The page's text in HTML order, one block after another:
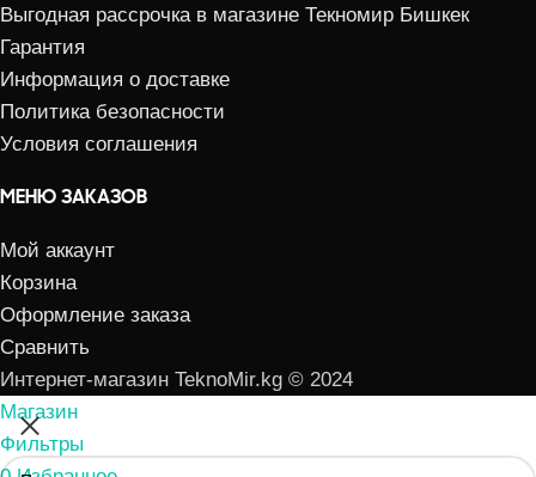
Выгодная рассрочка в магазине Текномир Бишкек
Гарантия
Информация о доставке
Политика безопасности
Условия соглашения
МЕНЮ ЗАКАЗОВ
Мой аккаунт
Корзина
Оформление заказа
Сравнить
Интернет-магазин TeknoMir.kg © 2024
Магазин
Фильтры